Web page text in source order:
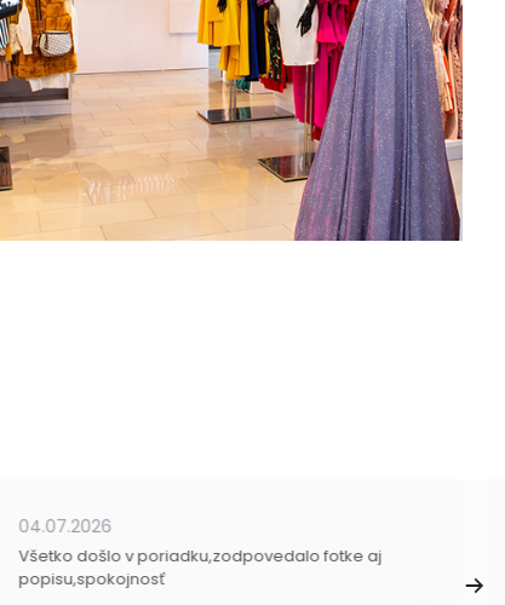
04.07.2026
Všetko došlo v poriadku,zodpovedalo fotke aj
popisu,spokojnosť